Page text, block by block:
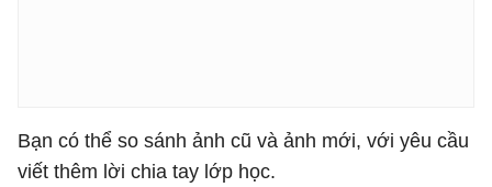
Bạn có thể so sánh ảnh cũ và ảnh mới, với yêu cầu
viết thêm lời chia tay lớp học.